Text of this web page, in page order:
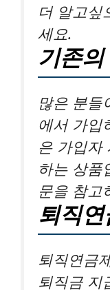
더 알고싶
세요.
기존
많은 분들
에서 가입
은 가입자
하는 상품
문을 참고
퇴직
퇴직연금
퇴직금 지